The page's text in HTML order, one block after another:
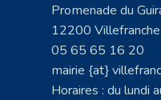
Promenade du
12200
05 65 65 16 20
mairie {at}
Horaires : du lundi